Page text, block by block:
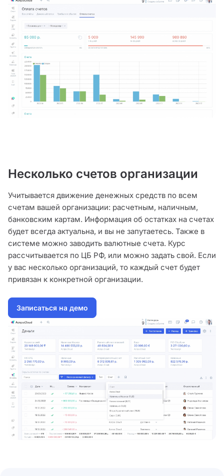
Несколько счетов организации
Учитывается движение денежных средств по всем
счетам вашей организации: расчетным, наличным,
банковским картам. Информация об остатках на счетах
будет всегда актуальна, и вы не запутаетесь. Также в
системе можно заводить валютные счета. Курс
рассчитывается по ЦБ РФ, или можно задать свой. Если
у вас несколько организаций, то каждый счет будет
привязан к конкретной организации.
Записаться на демо